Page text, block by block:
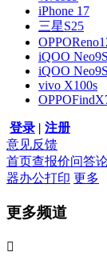
iPhone 17
三星S25
iQOO
iQOO
vivo X100s
登录 | 注册
意见反馈
首页查报价问答
器办公打印 更多
更多频道
